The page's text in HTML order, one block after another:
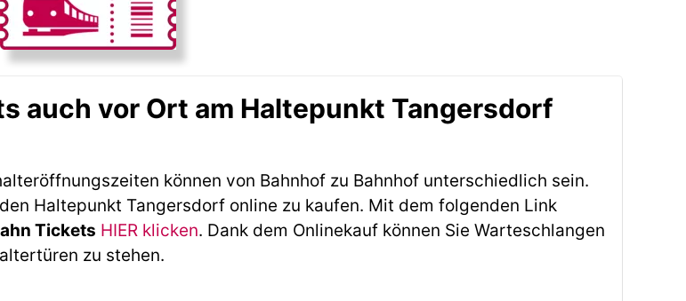
auch vor Ort am Haltepunkt Tangersdorf
können von Bahnhof zu Bahnhof unterschiedlich sein.
Haltepunkt Tangersdorf online zu kaufen. Mit dem folgenden Link
Tickets HIER klicken. Dank dem Onlinekauf können Sie Warteschlangen
zu stehen.